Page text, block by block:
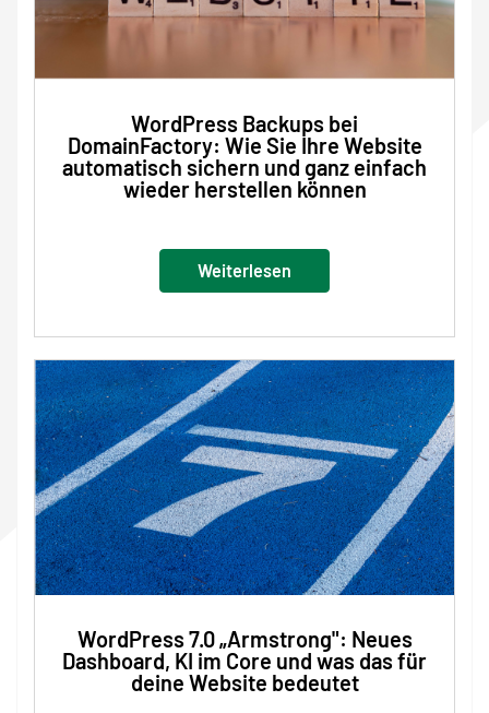
WordPress Backups bei
DomainFactory: Wie Sie Ihre Website
automatisch sichern und ganz einfach
wieder herstellen können
Weiterlesen
WordPress 7.0 „Armstrong": Neues
Dashboard, KI im Core und was das für
deine Website bedeutet